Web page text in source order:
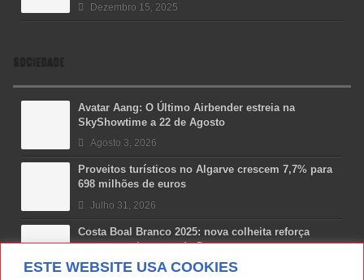
ESTE WEBSITE USA COOKIES
Dezembro 15, 2025
SOCIEDADE
Avatar Aang: O Último Airbender estreia na
SkyShowtime a 22 de Agosto
Agosto 3, 2026
Proveitos turísticos no Algarve crescem 7,7% para
698 milhões de euros
Julho 31, 2026
Costa Boal Branco 2025: nova colheita reforça
aposta nos brancos do Douro
Julho 29, 2026